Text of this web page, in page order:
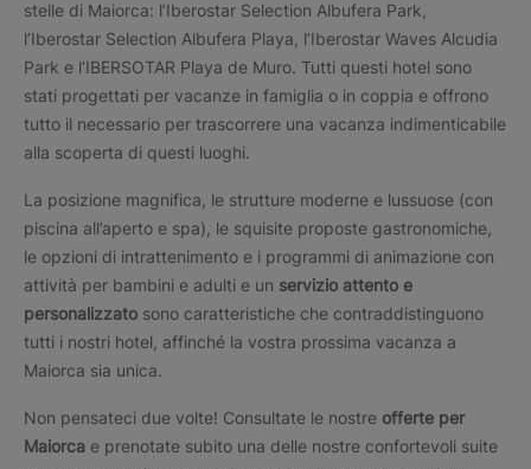
stelle di Maiorca: l’Iberostar Selection Albufera Park,
l’Iberostar Selection Albufera Playa, l’Iberostar Waves Alcudia
Park e l’IBERSOTAR Playa de Muro. Tutti questi hotel sono
stati progettati per vacanze in famiglia o in coppia e offrono
tutto il necessario per trascorrere una vacanza indimenticabile
alla scoperta di questi luoghi.
La posizione magnifica, le strutture moderne e lussuose (con
piscina all’aperto e spa), le squisite proposte gastronomiche,
le opzioni di intrattenimento e i programmi di animazione con
attività per bambini e adulti e un servizio attento e
personalizzato sono caratteristiche che contraddistinguono
tutti i nostri hotel, affinché la vostra prossima vacanza a
Maiorca sia unica.
Non pensateci due volte! Consultate le nostre offerte per
Maiorca e prenotate subito una delle nostre confortevoli suite